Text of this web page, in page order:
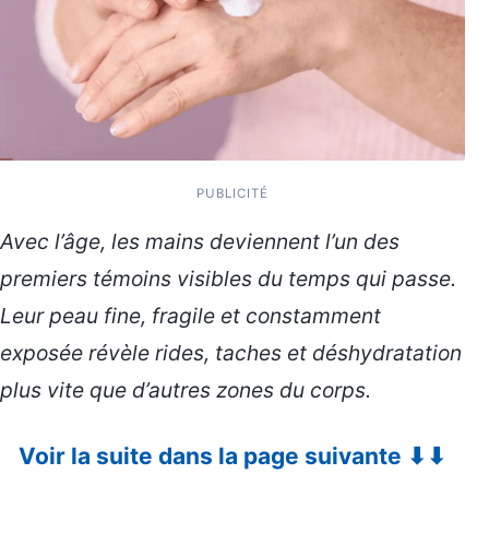
PUBLICITÉ
Avec l’âge, les mains deviennent l’un des
premiers témoins visibles du temps qui passe.
Leur peau fine, fragile et constamment
exposée révèle rides, taches et déshydratation
plus vite que d’autres zones du corps.
Voir la suite dans la page suivante ⬇⬇